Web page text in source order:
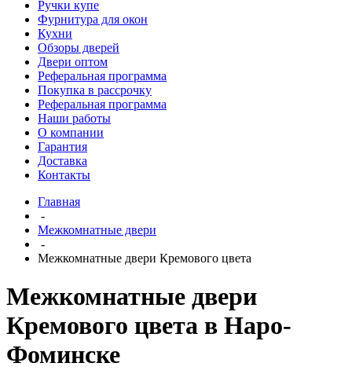
Ручки купе
Фурнитура для окон
Кухни
Обзоры дверей
Двери оптом
Реферальная программа
Покупка в рассрочку
Реферальная программа
Наши работы
О компании
Гарантия
Доставка
Контакты
Главная
-
Межкомнатные двери
-
Межкомнатные двери Кремового цвета
Межкомнатные двери
Кремового цвета в Наро-
Фоминске